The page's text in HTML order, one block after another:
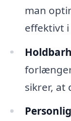
man
effektivt
sikrer, at